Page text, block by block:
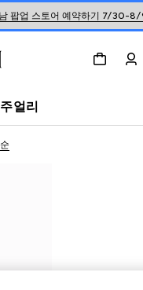
팝업 스토어 예약하기 7/30-8/
얼리